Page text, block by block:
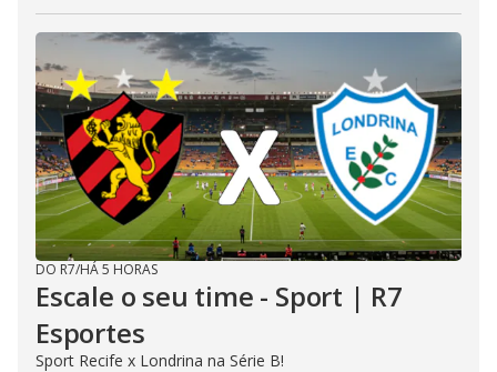
DO R7/HÁ 5 HORAS
Escale o seu time - Sport | R7
Esportes
Sport Recife x Londrina na Série B!